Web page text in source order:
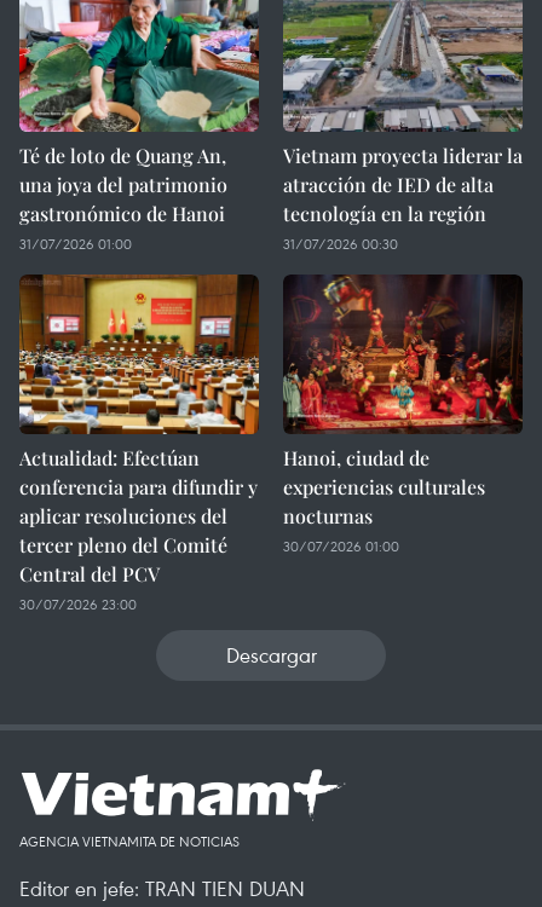
Té de loto de Quang An,
una joya del patrimonio
gastronómico de Hanoi
31/07/2026 01:00
Vietnam proyecta liderar la
atracción de IED de alta
tecnología en la región
31/07/2026 00:30
Actualidad: Efectúan
conferencia para difundir y
aplicar resoluciones del
tercer pleno del Comité
Central del PCV
30/07/2026 23:00
Hanoi, ciudad de
experiencias culturales
nocturnas
30/07/2026 01:00
Descargar
AGENCIA VIETNAMITA DE NOTICIAS
Editor en jefe: TRAN TIEN DUAN